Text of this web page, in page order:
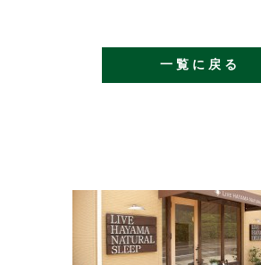
一覧に戻る